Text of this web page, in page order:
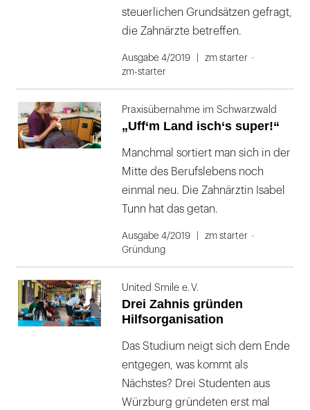
steuerlichen Grundsätzen gefragt,
die Zahnärzte betreffen.
Ausgabe 4/2019
zm starter
zm-starter
Praxisübernahme im Schwarzwald
„Uff‘m Land isch‘s super!“
Manchmal sortiert man sich in der
Mitte des Berufslebens noch
einmal neu. Die Zahnärztin Isabel
Tunn hat das getan.
Ausgabe 4/2019
zm starter
Gründung
United Smile e. V.
Drei Zahnis gründen
Hilfsorganisation
Das Studium neigt sich dem Ende
entgegen, was kommt als
Nächstes? Drei Studenten aus
Würzburg gründeten erst mal